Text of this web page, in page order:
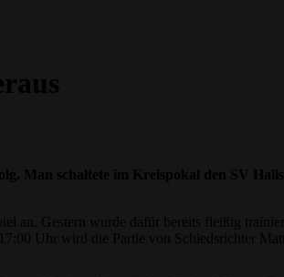
Man schaltete im Kreispokal den SV
an. Gestern wurde dafür bereits fleißig
Uhr wird die Partie von Schiedsrichter